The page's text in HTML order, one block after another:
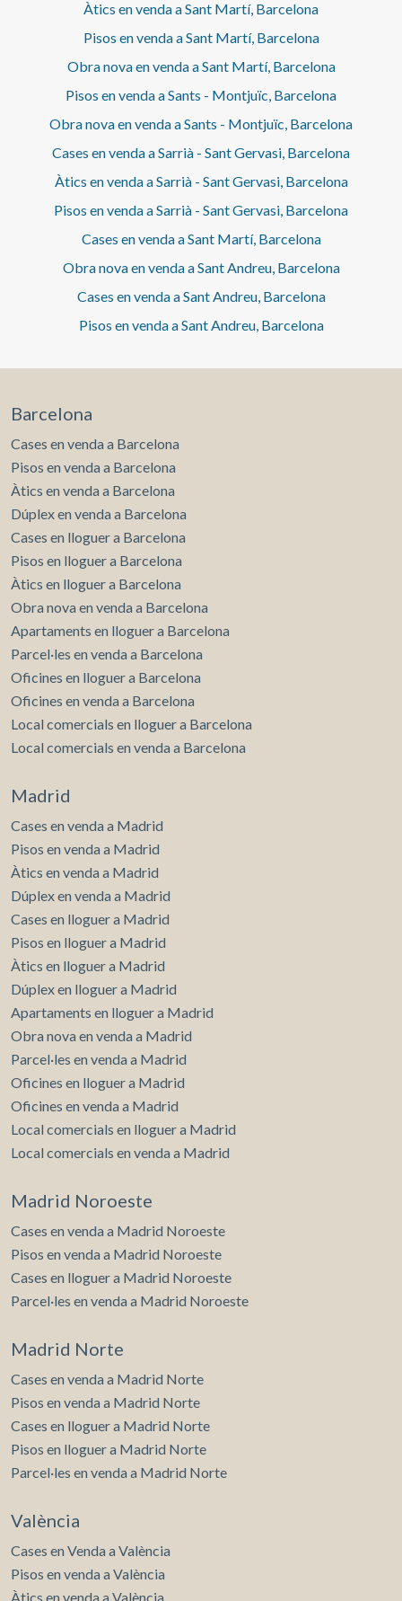
Àtics en venda a Sant Martí, Barcelona
Pisos en venda a Sant Martí, Barcelona
Obra nova en venda a Sant Martí, Barcelona
Pisos en venda a Sants - Montjuïc, Barcelona
Obra nova en venda a Sants - Montjuïc, Barcelona
Cases en venda a Sarrià - Sant Gervasi, Barcelona
Àtics en venda a Sarrià - Sant Gervasi, Barcelona
Pisos en venda a Sarrià - Sant Gervasi, Barcelona
Cases en venda a Sant Martí, Barcelona
Obra nova en venda a Sant Andreu, Barcelona
Cases en venda a Sant Andreu, Barcelona
Pisos en venda a Sant Andreu, Barcelona
Barcelona
Cases en venda a Barcelona
Pisos en venda a Barcelona
Àtics en venda a Barcelona
Dúplex en venda a Barcelona
Cases en lloguer a Barcelona
Pisos en lloguer a Barcelona
Àtics en lloguer a Barcelona
Obra nova en venda a Barcelona
Apartaments en lloguer a Barcelona
Parcel·les en venda a Barcelona
Oficines en lloguer a Barcelona
Oficines en venda a Barcelona
Local comercials en lloguer a Barcelona
Local comercials en venda a Barcelona
Madrid
Cases en venda a Madrid
Pisos en venda a Madrid
Àtics en venda a Madrid
Dúplex en venda a Madrid
Cases en lloguer a Madrid
Pisos en lloguer a Madrid
Àtics en lloguer a Madrid
Dúplex en lloguer a Madrid
Apartaments en lloguer a Madrid
Obra nova en venda a Madrid
Parcel·les en venda a Madrid
Oficines en lloguer a Madrid
Oficines en venda a Madrid
Local comercials en lloguer a Madrid
Local comercials en venda a Madrid
Madrid Noroeste
Cases en venda a Madrid Noroeste
Pisos en venda a Madrid Noroeste
Cases en lloguer a Madrid Noroeste
Parcel·les en venda a Madrid Noroeste
Madrid Norte
Cases en venda a Madrid Norte
Pisos en venda a Madrid Norte
Cases en lloguer a Madrid Norte
Pisos en lloguer a Madrid Norte
Parcel·les en venda a Madrid Norte
València
Cases en Venda a València
Pisos en venda a València
Àtics en venda a València